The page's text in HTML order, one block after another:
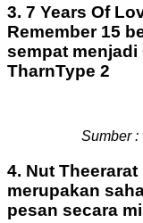
3. 7 Years Of
Remember 15
sempat menjadi
TharnType 2
Sumber :
4. Nut
merupakan
pesan secara